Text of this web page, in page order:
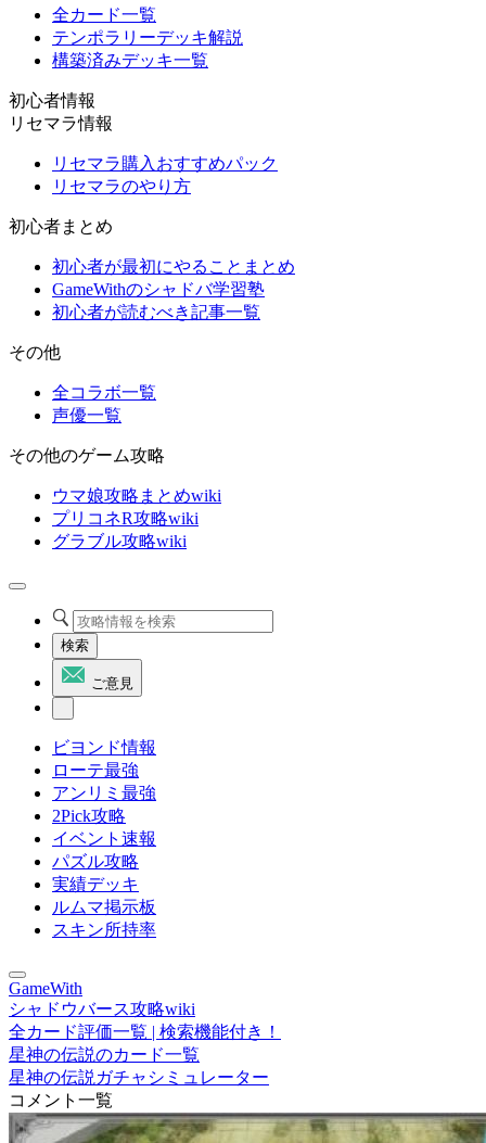
全カード一覧
テンポラリーデッキ解説
構築済みデッキ一覧
初心者情報
リセマラ情報
リセマラ購入おすすめパック
リセマラのやり方
初心者まとめ
初心者が最初にやることまとめ
GameWithのシャドバ学習塾
初心者が読むべき記事一覧
その他
全コラボ一覧
声優一覧
その他のゲーム攻略
ウマ娘攻略まとめwiki
プリコネR攻略wiki
グラブル攻略wiki
検索
ご意見
ビヨンド情報
ローテ最強
アンリミ最強
2Pick攻略
イベント速報
パズル攻略
実績デッキ
ルムマ掲示板
スキン所持率
GameWith
シャドウバース攻略wiki
全カード評価一覧 | 検索機能付き！
星神の伝説のカード一覧
星神の伝説ガチャシミュレーター
コメント一覧